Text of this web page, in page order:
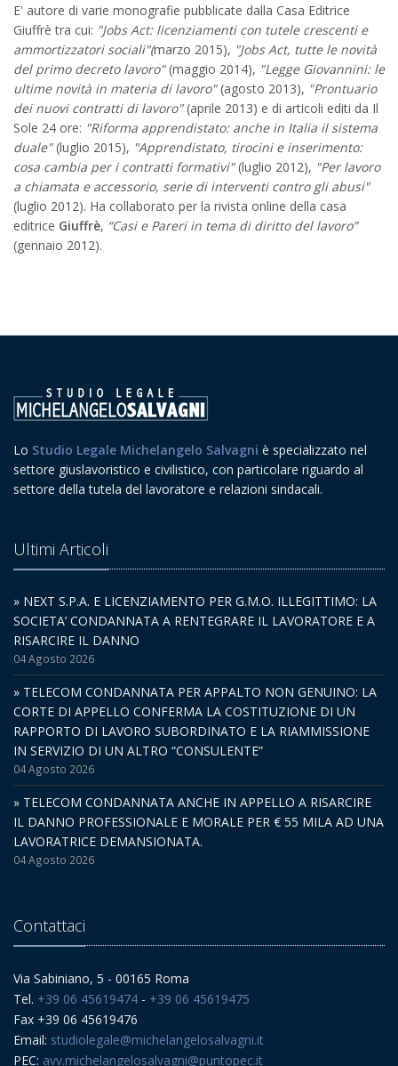
E' autore di varie monografie pubblicate dalla Casa Editrice
Giuffrè tra cui: "Jobs Act: licenziamenti con tutele crescenti e
ammortizzatori sociali"(marzo 2015), "Jobs Act, tutte le novità
del primo decreto lavoro"(maggio 2014), "Legge Giovannini: le
ultime novità in materia di lavoro"(agosto 2013), "Prontuario
dei nuovi contratti di lavoro"(aprile 2013) e di articoli editi da Il
Sole 24 ore: "Riforma apprendistato: anche in Italia il sistema
duale"(luglio 2015), "Apprendistato, tirocini e inserimento:
cosa cambia per i contratti formativi"(luglio 2012), "Per lavoro
a chiamata e accessorio, serie di interventi contro gli abusi"
(luglio 2012). Ha collaborato per la rivista online della casa
editrice Giuffrè, “Casi e Pareri in tema di diritto del lavoro”
(gennaio 2012).
Lo Studio Legale Michelangelo Salvagni è specializzato nel
settore giuslavoristico e civilistico, con particolare riguardo al
settore della tutela del lavoratore e relazioni sindacali.
Ultimi Articoli
» NEXT S.P.A. E LICENZIAMENTO PER G.M.O. ILLEGITTIMO: LA
SOCIETA’ CONDANNATA A RENTEGRARE IL LAVORATORE E A
RISARCIRE IL DANNO
04 Agosto 2026
» TELECOM CONDANNATA PER APPALTO NON GENUINO: LA
CORTE DI APPELLO CONFERMA LA COSTITUZIONE DI UN
RAPPORTO DI LAVORO SUBORDINATO E LA RIAMMISSIONE
IN SERVIZIO DI UN ALTRO “CONSULENTE”
04 Agosto 2026
» TELECOM CONDANNATA ANCHE IN APPELLO A RISARCIRE
IL DANNO PROFESSIONALE E MORALE PER € 55 MILA AD UNA
LAVORATRICE DEMANSIONATA.
04 Agosto 2026
Contattaci
Via Sabiniano, 5 - 00165 Roma
Tel. +39 06 45619474 - +39 06 45619475
Fax +39 06 45619476
Email: studiolegale@michelangelosalvagni.it
PEC: avv.michelangelosalvagni@puntopec.it